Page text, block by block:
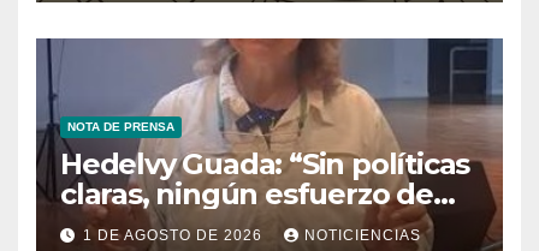
NOTA DE PRENSA
Hedelvy Guada: “Sin políticas
claras, ningún esfuerzo de
conservación rendirá frutos”
1 DE AGOSTO DE 2026 NOTICIENCIAS